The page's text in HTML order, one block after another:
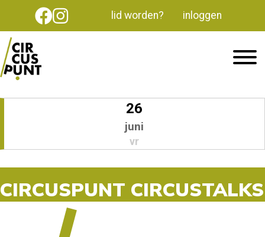
lid worden? inloggen
26
juni
vr
CIRCUSPUNT CIRCUSTALKS